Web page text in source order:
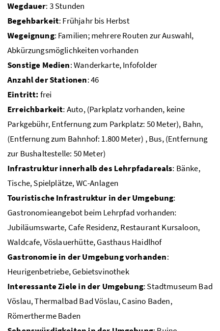
Wegdauer: 3 Stunden
Begehbarkeit: Frühjahr bis Herbst
Wegeignung: Familien; mehrere Routen zur Auswahl,
Abkürzungsmöglichkeiten vorhanden
Sonstige Medien: Wanderkarte, Infofolder
Anzahl der Stationen: 46
Eintritt: frei
Erreichbarkeit: Auto, (Parkplatz vorhanden, keine
Parkgebühr, Entfernung zum Parkplatz: 50 Meter), Bahn,
(Entfernung zum Bahnhof: 1.800 Meter) , Bus, (Entfernung
zur Bushaltestelle: 50 Meter)
Infrastruktur innerhalb des Lehrpfadareals: Bänke,
Tische, Spielplätze,WC-Anlagen
Touristische Infrastruktur in der Umgebung:
Gastronomieangebot beim Lehrpfad vorhanden:
Jubiläumswarte, Cafe Residenz, Restaurant Kursaloon,
Waldcafe, Vöslauerhütte, Gasthaus Haidlhof
Gastronomie in der Umgebung vorhanden:
Heurigenbetriebe, Gebietsvinothek
Interessante Ziele in der Umgebung: Stadtmuseum Bad
Vöslau, Thermalbad Bad Vöslau, Casino Baden,
Römertherme Baden